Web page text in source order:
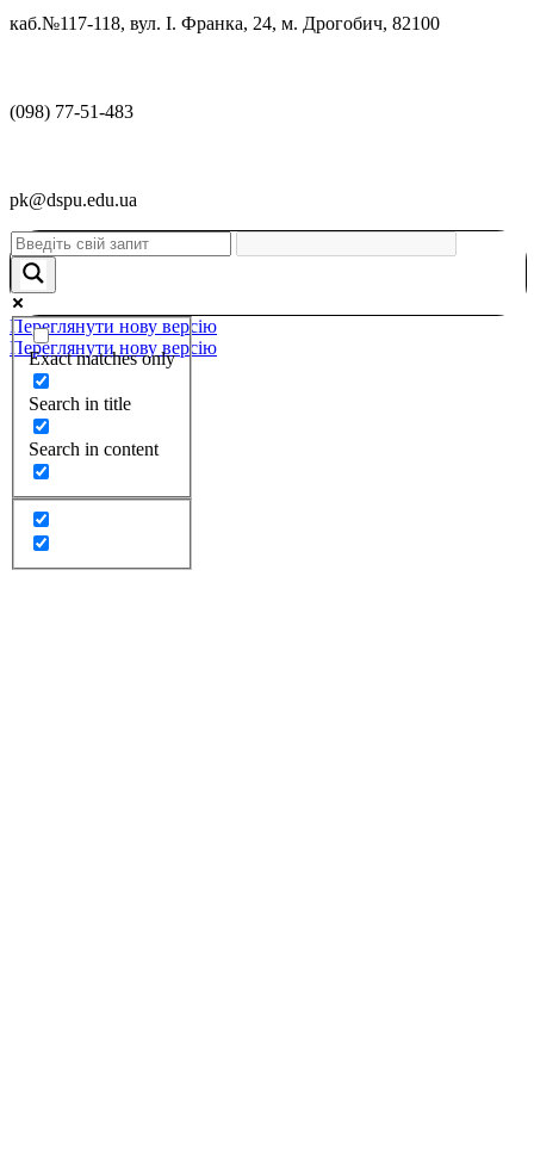
каб.№117-118, вул. І. Франка, 24, м. Дрогобич, 82100
(098) 77-51-483
pk@dspu.edu.ua
Exact matches only
Search in title
Search in content
Переглянути нову версію
Переглянути нову версію